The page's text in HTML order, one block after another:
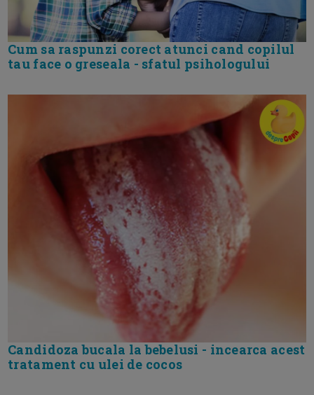
Cum sa raspunzi corect atunci cand copilul
tau face o greseala - sfatul psihologului
Candidoza bucala la bebelusi - incearca acest
tratament cu ulei de cocos